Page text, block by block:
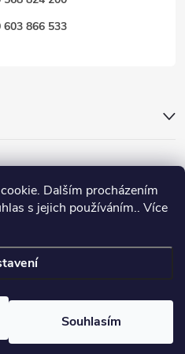
Dalším procházením
s jejich používáním.. Více
Souhlasím
603 866 533
. Všechna práva vyhrazena.